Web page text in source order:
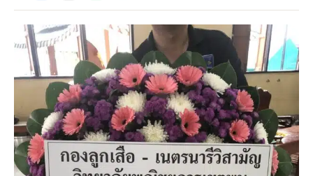
ดอกไม้หน้าหีบ
ดอกไม้หน้างานศพ
ดอกไม้หน้าโลง
จัดดอกไม้หน้ารูป
ร้านพวงหรีด
ดอกไม้พวงหรีด
พวงหรีดปทุม
พวงหรีดพระราม 2
ไม้หน้าเมรุ
กไม้หน้าเมรุ
น้าเมรุ ราคา
มรุ กรุงเทพ
ไม้งานแต่ง กรุงเทพ
อกไม้งานแต่ง
ดอกไม้งานแต่ง
ไม้งานแต่ง แบบสวยๆ
พวงหรีดพัดลม กรุงเทพ
พวงหรีดพัดลม ส่งด่วน
สั่งพวงหรีดพัดลม
ร้านพวงหรีดพัดลม
รับจัดงานศพ กรุงเทพ
แพ็คเกจจัดงานศพ
ค่าใช้จ่ายจัดงานศพ
จัดงานศพ วัด